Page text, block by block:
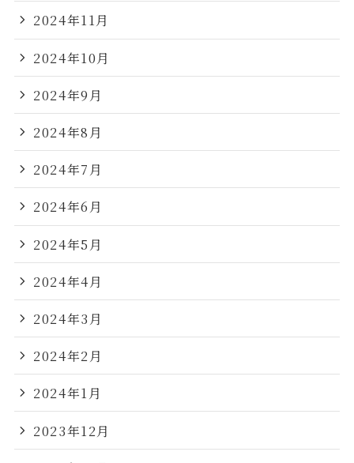
2024年11月
2024年10月
2024年9月
2024年8月
2024年7月
2024年6月
2024年5月
2024年4月
2024年3月
2024年2月
2024年1月
2023年12月